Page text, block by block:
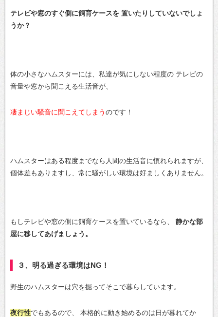
テレビや窓のすぐ側に飼育ケースを 置いたりしていないでしょ
うか？
体の小さなハムスターには、私達が気にしない程度の テレビの
音量や窓から聞こえる生活音が、
凄まじい騒音に聞こえてしまうのです！
ハムスターはある程度までなら人間の生活音に慣れられますが、
個体差もありますし、常に騒がしい環境は好ましくありません。
もしテレビや窓の側に飼育ケースを置いているなら、
静かな部
屋に移してあげましょう。
３、明る過ぎる環境はNG！
野生のハムスターは穴を掘ってそこで暮らしています。
夜行性でもあるので、
本格的に動き始めるのは日が暮れてか